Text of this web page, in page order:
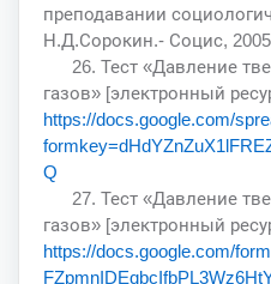
преподавании
Н.Д.Сорокин.- Социс,
26. Тест «Давление
газов» [электронный
https://docs.google.com/
Q
27. Тест «Давление
газов» [электронный
https://docs.google.com/